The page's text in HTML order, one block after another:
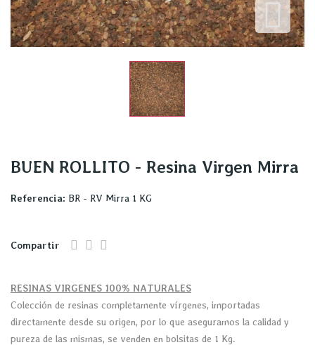
BUEN ROLLITO - Resina Virgen Mirra
Referencia: BR - RV Mirra 1 KG
Compartir
RESINAS VIRGENES 100% NATURALES
Colección de resinas completamente vírgenes, importadas
directamente desde su origen, por lo que aseguramos la calidad y
pureza de las mismas, se venden en bolsitas de 1 Kg.